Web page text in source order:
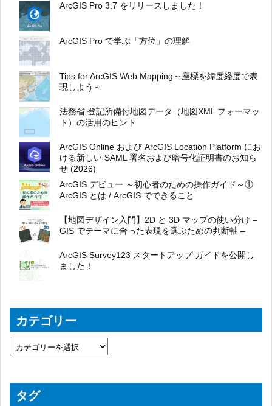
ArcGIS Pro 3.7 をリリースしました！
ArcGIS Pro で学ぶ「方位」の理解
Tips for ArcGIS Web Mapping～座標を緯度経度で表
現しよう～
法務省 登記所備付地図データ（地図XML フォーマッ
ト）の活用のヒント
ArcGIS Online および ArcGIS Location Platform にお
ける新しい SAML 署名および暗号化証明書のお知ら
せ (2026)
ArcGIS デビュー ～初心者のための操作ガイド～①
ArcGIS とは / ArcGIS でできること
【地図デザイン入門】2D と 3D マップの使い分け –
GIS でテーマに合った表現を選ぶための判断軸 –
ArcGIS Survey123 スタートアップ ガイドを公開し
ました！
カテゴリー
タグ